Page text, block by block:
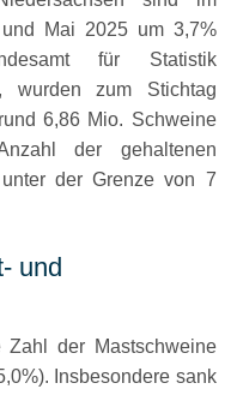
Mai 2025 um 3,7%
für Statistik
wurden zum Stichtag
6,86 Mio. Schweine
der gehaltenen
der Grenze von 7
und
Zahl der Mastschweine
Insbesondere sank